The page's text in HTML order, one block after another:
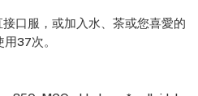
口服，或加入水、茶或您喜愛的
37次。